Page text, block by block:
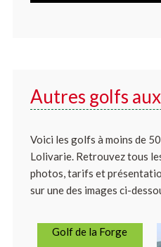
Autres golfs
Voici les golfs à moins de
Lolivarie. Retrouvez tous
photos, tarifs et
sur une des images ci-
Golf de la Forge